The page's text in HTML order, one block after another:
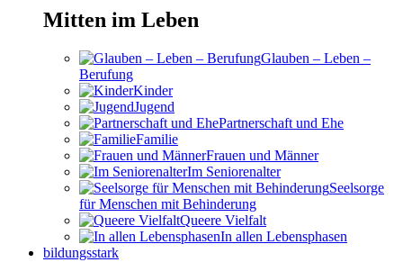
Mitten im Leben
Glauben – Leben –
Berufung
Kinder
Jugend
Partnerschaft und Ehe
Familie
Frauen und Männer
Im Seniorenalter
Seelsorge
für Menschen mit Behinderung
Queere Vielfalt
In allen Lebensphasen
bildungsstark